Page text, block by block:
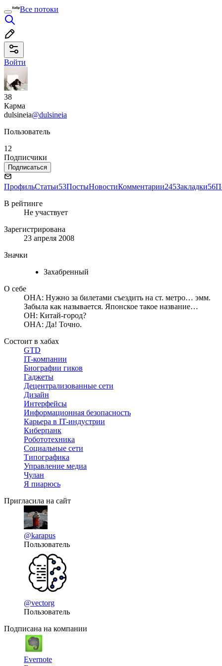
Все потоки
Войти
38
Карма
dulsineia@dulsineia
Пользователь
12
Подписчики
Подписаться
ПрофильСтатьи53ПостыНовостиКомментарии245Закладки56
В рейтинге
Не участвует
Зарегистрирована
23 апреля 2008
Значки
Захабренный
О себе
ОНА: Нужно за билетами съездить на ст. метро… эмм.
Забыла как называется. Японское такое название…
ОН: Китай-город?
ОНА: Да! Точно.
Состоит в хабах
GTD
IT-компании
Биографии гиков
Гаджеты
Децентрализованные сети
Дизайн
Интерфейсы
Информационная безопасность
Карьера в IT-индустрии
Киберпанк
Робототехника
Социальные сети
Типографика
Управление медиа
Чулан
Я пиарюсь
Пригласила на сайт
@karapus
Пользователь
@vectorg
Пользователь
Подписана на компании
Evernote